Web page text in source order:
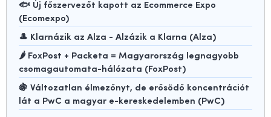
🐟 Új főszervezőt kapott az Ecommerce Expo
(Ecomexpo)
🎩 Klarnázik az Alza - Alzázik a Klarna (Alza)
🌶️ FoxPost + Packeta = Magyarország legnagyobb
csomagautomata-hálózata (FoxPost)
🍇 Változatlan élmezőnyt, de erősödő koncentrációt
lát a PwC a magyar e-kereskedelemben (PwC)